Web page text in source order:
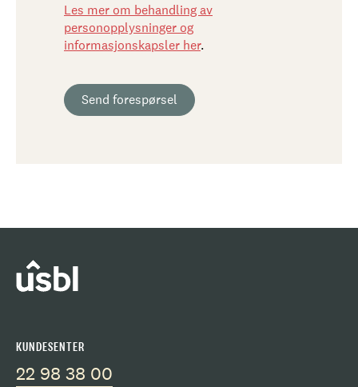
Les mer om behandling av
personopplysninger og
informasjonskapsler her.
Send forespørsel
KUNDESENTER
22 98 38 00